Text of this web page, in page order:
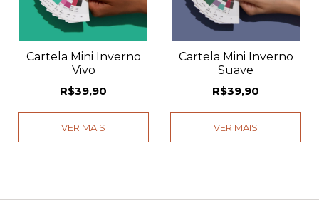
Cartela Mini Inverno
Vivo
R$39,90
VER MAIS
Cartela Mini Inverno
Suave
R$39,90
VER MAIS